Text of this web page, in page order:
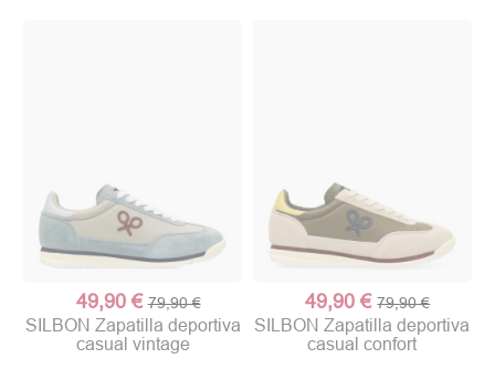
49,90 € 79,90 €
SILBON Zapatilla deportiva
casual vintage
49,90 € 79,90 €
SILBON Zapatilla deportiva
casual confort